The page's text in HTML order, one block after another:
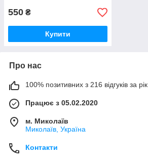
550 ₴
Купити
Про нас
100% позитивних з 216 відгуків за рік
Працює з 05.02.2020
м. Миколаїв
Миколаїв, Україна
Контакти